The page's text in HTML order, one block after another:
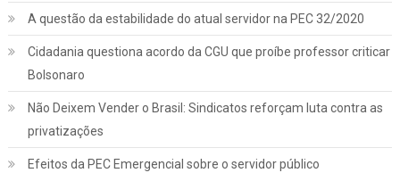
A questão da estabilidade do atual servidor na PEC 32/2020
Cidadania questiona acordo da CGU que proíbe professor criticar
Bolsonaro
Não Deixem Vender o Brasil: Sindicatos reforçam luta contra as
privatizações
Efeitos da PEC Emergencial sobre o servidor público